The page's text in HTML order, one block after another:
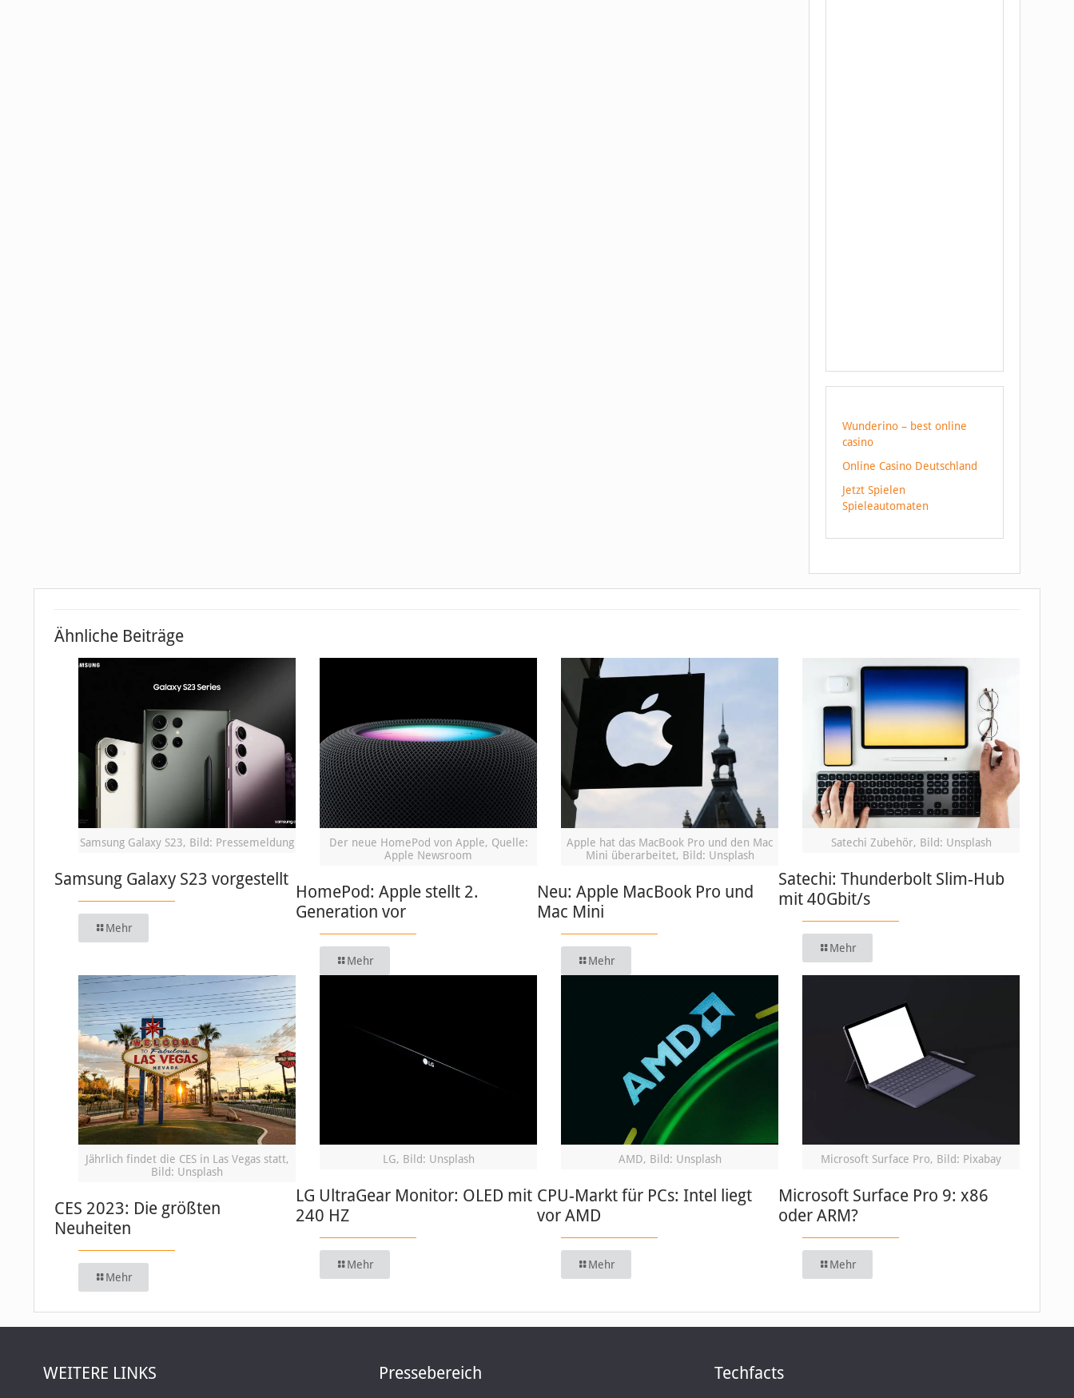
Wunderino – best online
casino
Online Casino Deutschland
Jetzt Spielen
Spieleautomaten
Ähnliche Beiträge
Samsung Galaxy S23, Bild: Pressemeldung
Samsung Galaxy S23 vorgestellt
Mehr
Der neue HomePod von Apple, Quelle:
Apple Newsroom
HomePod: Apple stellt 2.
Generation vor
Mehr
Apple hat das MacBook Pro und den Mac
Mini überarbeitet, Bild: Unsplash
Neu: Apple MacBook Pro und
Mac Mini
Mehr
Satechi Zubehör, Bild: Unsplash
Satechi: Thunderbolt Slim-Hub
mit 40Gbit/s
Mehr
Jährlich findet die CES in Las Vegas statt,
Bild: Unsplash
CES 2023: Die größten
Neuheiten
Mehr
LG, Bild: Unsplash
LG UltraGear Monitor: OLED mit
240 HZ
Mehr
AMD, Bild: Unsplash
CPU-Markt für PCs: Intel liegt
vor AMD
Mehr
Microsoft Surface Pro, Bild: Pixabay
Microsoft Surface Pro 9: x86
oder ARM?
Mehr
WEITERE LINKS Pressebereich Techfacts